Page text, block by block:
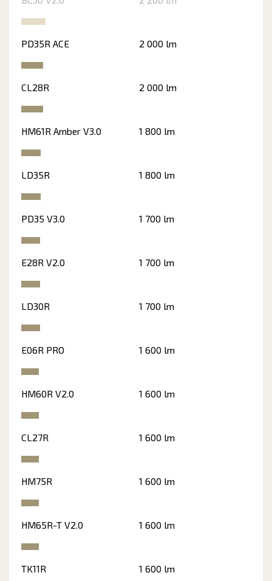
PD35R ACE 2 000 lm
CL28R 2 000 lm
HM61R Amber V3.0 1 800 lm
LD35R 1 800 lm
PD35 V3.0 1 700 lm
E28R V2.0 1 700 lm
LD30R 1 700 lm
E06R PRO 1 600 lm
HM60R V2.0 1 600 lm
CL27R 1 600 lm
HM75R 1 600 lm
HM65R-T V2.0 1 600 lm
TK11R 1 600 lm